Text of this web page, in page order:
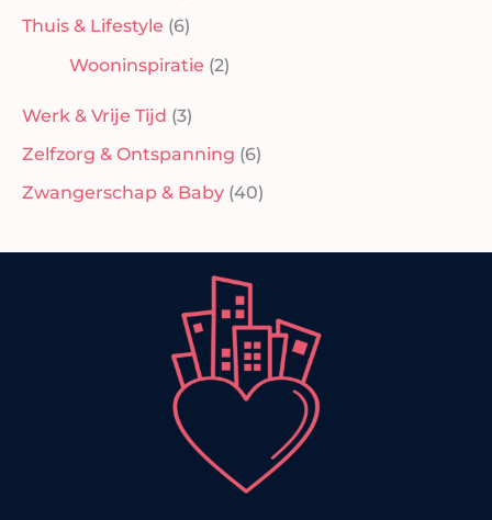
Thuis & Lifestyle (6)
Wooninspiratie (2)
Werk & Vrije Tijd (3)
Zelfzorg & Ontspanning (6)
Zwangerschap & Baby (40)